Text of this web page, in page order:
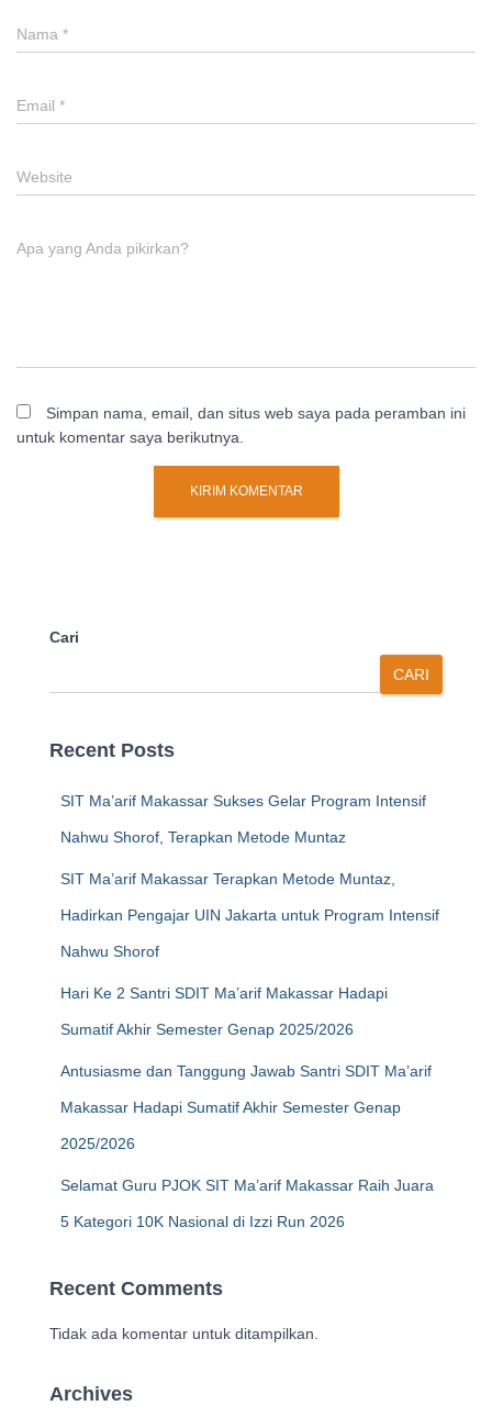
Nama *
Email *
Website
Apa yang Anda pikirkan?
Simpan nama, email, dan situs web saya pada peramban ini
untuk komentar saya berikutnya.
Cari
CARI
Recent Posts
SIT Ma’arif Makassar Sukses Gelar Program Intensif
Nahwu Shorof, Terapkan Metode Muntaz
SIT Ma’arif Makassar Terapkan Metode Muntaz,
Hadirkan Pengajar UIN Jakarta untuk Program Intensif
Nahwu Shorof
Hari Ke 2 Santri SDIT Ma’arif Makassar Hadapi
Sumatif Akhir Semester Genap 2025/2026
Antusiasme dan Tanggung Jawab Santri SDIT Ma’arif
Makassar Hadapi Sumatif Akhir Semester Genap
2025/2026
Selamat Guru PJOK SIT Ma’arif Makassar Raih Juara
5 Kategori 10K Nasional di Izzi Run 2026
Recent Comments
Tidak ada komentar untuk ditampilkan.
Archives